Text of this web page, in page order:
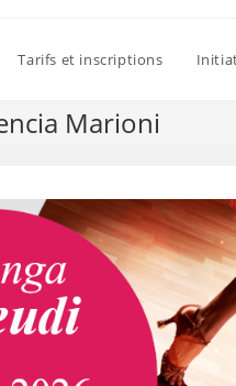
Tarifs et inscriptions
Marioni